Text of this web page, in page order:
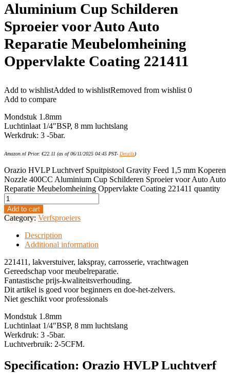
Aluminium Cup Schilderen
Sproeier voor Auto Auto
Reparatie Meubelomheining
Oppervlakte Coating 221411
Add to wishlistAdded to wishlistRemoved from wishlist 0
Add to compare
Mondstuk 1.8mm
Luchtinlaat 1/4″BSP, 8 mm luchtslang
Werkdruk: 3 -5bar.
Amazon.nl Price: €22.11 (as of 06/11/2025 04:45 PST- Details)
Orazio HVLP Luchtverf Spuitpistool Gravity Feed 1,5 mm Koperen
Nozzle 400CC Aluminium Cup Schilderen Sproeier voor Auto Auto
Reparatie Meubelomheining Oppervlakte Coating 221411 quantity
Add to cart
Category: Verfsproeiers
Description
Additional information
221411, lakverstuiver, lakspray, carrosserie, vrachtwagen
Gereedschap voor meubelreparatie.
Fantastische prijs-kwaliteitsverhouding.
Dit artikel is goed voor beginners en doe-het-zelvers.
Niet geschikt voor professionals
Mondstuk 1.8mm
Luchtinlaat 1/4″BSP, 8 mm luchtslang
Werkdruk: 3 -5bar.
Luchtverbruik: 2-5CFM.
Specification: Orazio HVLP Luchtverf